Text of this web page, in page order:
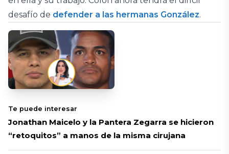
desafío de defender a las hermanas González.
Te puede interesar
Jonathan Maicelo y la Pantera Zegarra se hicieron
“retoquitos” a manos de la misma cirujana